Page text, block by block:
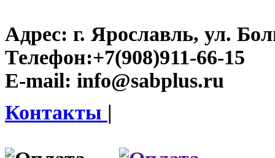
Адрес: г. Ярославль, ул.
Телефон:+7(908)911-66-15
E-mail: info@sabplus.ru
Контакты |